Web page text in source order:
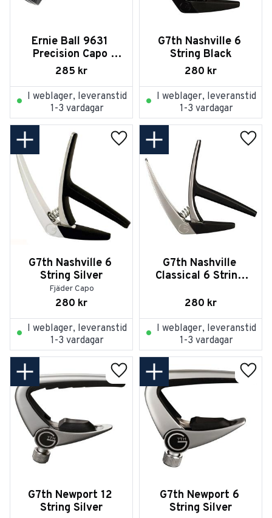
Ernie Ball 9631
Precision Capo
Black
285 kr
I weblager, leveranstid
1-3 vardagar
G7th Nashville 6
String Black
280 kr
I weblager, leveranstid
1-3 vardagar
G7th Nashville 6
String Silver
Fjäder Capo
280 kr
Lägg till i favoriter
I weblager, leveranstid
1-3 vardagar
G7th Nashville
Classical 6 String
280 kr
I weblager, leveranstid
1-3 vardagar
G7th Newport 12
String Silver
Lägg till i favoriter
G7th Newport 6
String Silver